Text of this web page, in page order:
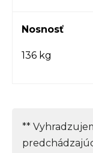
Nosnosť
136 kg
**